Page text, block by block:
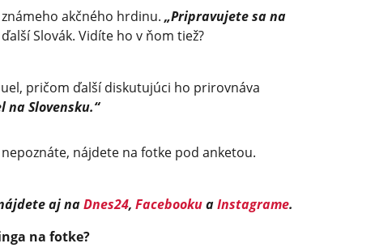
akčného hrdinu.„Pripravujete sa na
Slovák. Vidíte ho v ňom tiež?
pričom ďalší diskutujúci ho prirovnáva
na Slovensku.“
nájdete na fotke pod anketou.
aj naDnes24, FacebookuaInstagrame.
na fotke?